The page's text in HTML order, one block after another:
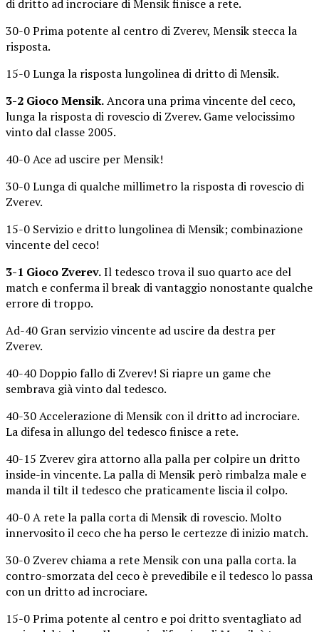
di dritto ad incrociare di Mensik finisce a rete.
30-0 Prima potente al centro di Zverev, Mensik stecca la
risposta.
15-0 Lunga la risposta lungolinea di dritto di Mensik.
3-2 Gioco Mensik.Ancora una prima vincente del ceco,
lunga la risposta di rovescio di Zverev. Game velocissimo
vinto dal classe 2005.
40-0 Ace ad uscire per Mensik!
30-0 Lunga di qualche millimetro la risposta di rovescio di
Zverev.
15-0 Servizio e dritto lungolinea di Mensik; combinazione
vincente del ceco!
3-1 Gioco Zverev.Il tedesco trova il suo quarto ace del
match e conferma il break di vantaggio nonostante qualche
errore di troppo.
Ad-40 Gran servizio vincente ad uscire da destra per
Zverev.
40-40 Doppio fallo di Zverev! Si riapre un game che
sembrava già vinto dal tedesco.
40-30 Accelerazione di Mensik con il dritto ad incrociare.
La difesa in allungo del tedesco finisce a rete.
40-15 Zverev gira attorno alla palla per colpire un dritto
inside-in vincente. La palla di Mensik però rimbalza male e
manda il tilt il tedesco che praticamente liscia il colpo.
40-0 A rete la palla corta di Mensik di rovescio. Molto
innervosito il ceco che ha perso le certezze di inizio match.
30-0 Zverev chiama a rete Mensik con una palla corta. la
contro-smorzata del ceco è prevedibile e il tedesco lo passa
con un dritto ad incrociare.
15-0 Prima potente al centro e poi dritto sventagliato ad